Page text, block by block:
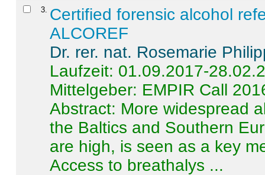
3 Certified forensic alcohol
ALCOREF
Dr. rer. nat. Rosemarie
Laufzeit: 01.09.2017-
Mittelgeber: EMPIR Call
Abstract: More widespread
the Baltics and Southern
are high, is seen as a key
Access to breathalys ...